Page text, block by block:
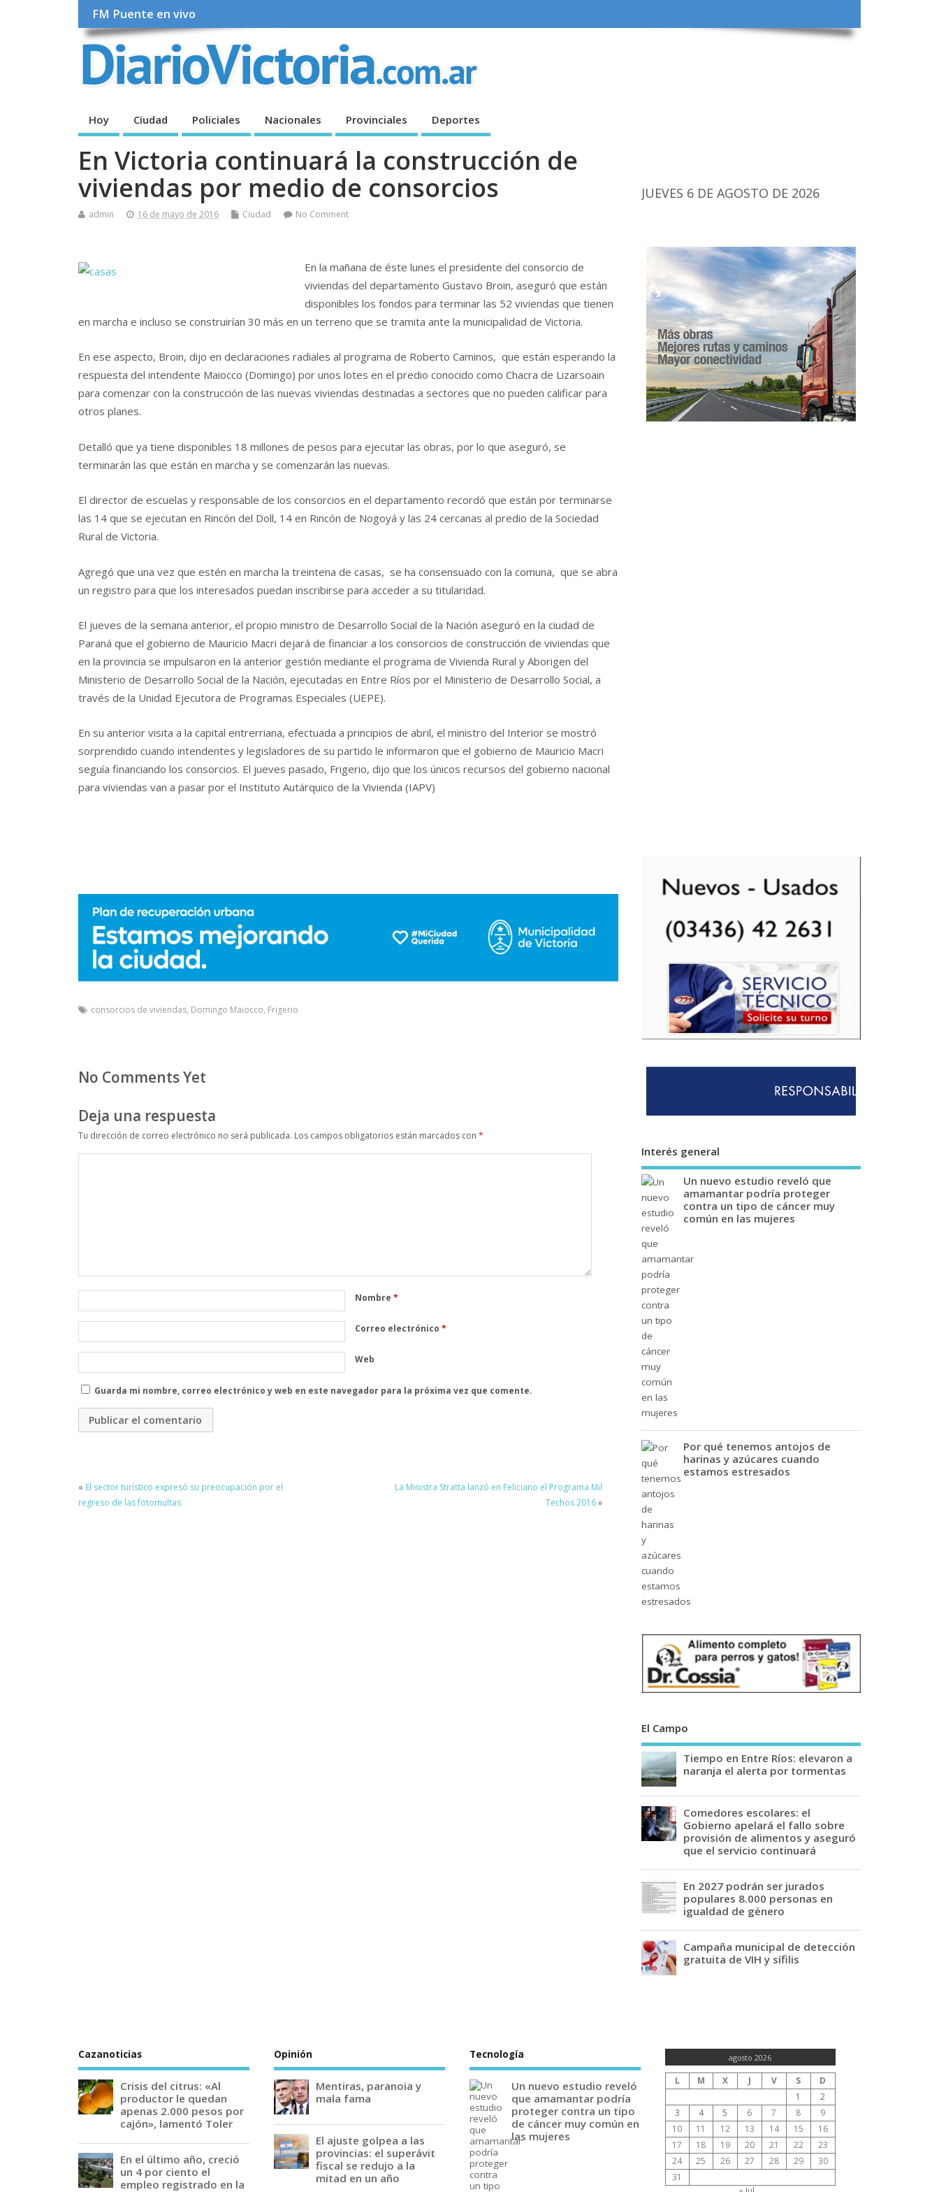
FM Puente en vivo
Hoy Ciudad Policiales Nacionales Provinciales Deportes
En Victoria continuará la construcción de
viviendas por medio de consorcios
admin 16 de mayo de 2016 Ciudad No Comment
En la mañana de éste lunes el presidente del consorcio de
viviendas del departamento Gustavo Broin, aseguró que están
disponibles los fondos para terminar las 52 viviendas que tienen
en marcha e incluso se construirían 30 más en un terreno que se tramita ante la municipalidad de Victoria.
En ese aspecto, Broin, dijo en declaraciones radiales al programa de Roberto Caminos, que están esperando la
respuesta del intendente Maiocco (Domingo) por unos lotes en el predio conocido como Chacra de Lizarsoain
para comenzar con la construcción de las nuevas viviendas destinadas a sectores que no pueden calificar para
otros planes.
Detalló que ya tiene disponibles 18 millones de pesos para ejecutar las obras, por lo que aseguró, se
terminarán las que están en marcha y se comenzarán las nuevas.
El director de escuelas y responsable de los consorcios en el departamento recordó que están por terminarse
las 14 que se ejecutan en Rincón del Doll, 14 en Rincón de Nogoyá y las 24 cercanas al predio de la Sociedad
Rural de Victoria.
Agregó que una vez que estén en marcha la treintena de casas, se ha consensuado con la comuna, que se abra
un registro para que los interesados puedan inscribirse para acceder a su titularidad.
El jueves de la semana anterior, el propio ministro de Desarrollo Social de la Nación aseguró en la ciudad de
Paraná que el gobierno de Mauricio Macri dejará de financiar a los consorcios de construcción de viviendas que
en la provincia se impulsaron en la anterior gestión mediante el programa de Vivienda Rural y Aborigen del
Ministerio de Desarrollo Social de la Nación, ejecutadas en Entre Ríos por el Ministerio de Desarrollo Social, a
través de la Unidad Ejecutora de Programas Especiales (UEPE).
En su anterior visita a la capital entrerriana, efectuada a principios de abril, el ministro del Interior se mostró
sorprendido cuando intendentes y legisladores de su partido le informaron que el gobierno de Mauricio Macri
seguía financiando los consorcios. El jueves pasado, Frigerio, dijo que los únicos recursos del gobierno nacional
para viviendas van a pasar por el Instituto Autárquico de la Vivienda (IAPV)
consorcios de viviendas, Domingo Maiocco, Frigerio
No Comments Yet
Deja una respuesta
Tu dirección de correo electrónico no será publicada. Los campos obligatorios están marcados con *
Nombre *
Correo electrónico *
Web
Guarda mi nombre, correo electrónico y web en este navegador para la próxima vez que comente.
« El sector turístico expresó su preocupación por el
regreso de las fotomultas
La Ministra Stratta lanzó en Feliciano el Programa Mil
Techos 2016»
JUEVES 6 DE AGOSTO DE 2026
Interés general
Un nuevo estudio reveló que
amamantar podría proteger
contra un tipo de cáncer muy
común en las mujeres
Por qué tenemos antojos de
harinas y azúcares cuando
estamos estresados
El Campo
Tiempo en Entre Ríos: elevaron a
naranja el alerta por tormentas
Comedores escolares: el
Gobierno apelará el fallo sobre
provisión de alimentos y aseguró
que el servicio continuará
En 2027 podrán ser jurados
populares 8.000 personas en
igualdad de género
Campaña municipal de detección
gratuita de VIH y sífilis
Cazanoticias
Crisis del citrus: «Al
productor le quedan
apenas 2.000 pesos por
cajón», lamentó Toler
En el último año, creció
un 4 por ciento el
empleo registrado en la
Opinión
Mentiras, paranoia y
mala fama
El ajuste golpea a las
provincias: el superávit
fiscal se redujo a la
mitad en un año
Tecnología
Un nuevo estudio reveló
que amamantar podría
proteger contra un tipo
de cáncer muy común en
las mujeres
agosto 2026
L M X J V S
D
1
2
3
4 5 6 7 8
9
10
11 12 13 14 15
16
17
18 19 20 21 22
23
24
25 26 27 28 29
30
31